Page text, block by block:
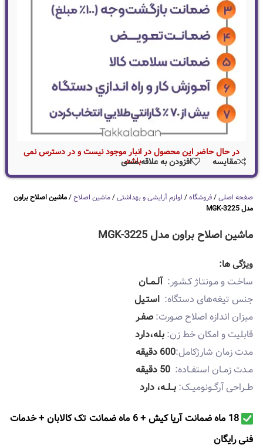
صفحه اصلی/فروشگاه/ لوازم آرایشی و بهداشتی/ماشین اصلاح/ماشین اصلاح براون
مدل MGK-3225
ماشین اصلاح براون مدل MGK-3225
ویژگی ها:
ساخـت و مـونتـاژ کـشـور: آلـمــان
جنس تیغه‌های دستگاه: استـیل
میزان اندازه اصلاح صـورت: صفـر
قابلیت و امکان خط‌‌ زن: بله،دارد
مدت زمان شارژکامل:600 دقیقه
مـدت زمــان استفــاده:
طــراحی آرگــونومیــک: بــلــه، دارد
18 ماه ضمانت آریا کیش + 6 ماه ضمانت تک کالابان + خدمات
فنی رايگان
در حال حاضر این محصول در انبار موجود نیست و در دسترس نمی
باشد. مقایسه افزودن به علاقه مندی